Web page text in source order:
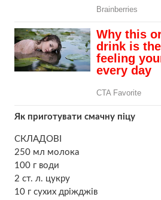
Як приготувати смачну піцу
СКЛАДОВІ
250 мл молока
100 г води
2 ст. л. цукру
10 г сухих дріжджів